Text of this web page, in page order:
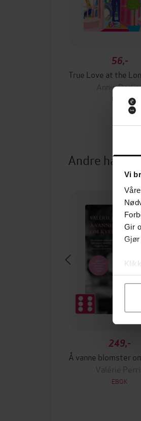
Vi
Gir
Gjør
56,-
Annie
EBOK
Andre har
249,-
Valérie
EBOK